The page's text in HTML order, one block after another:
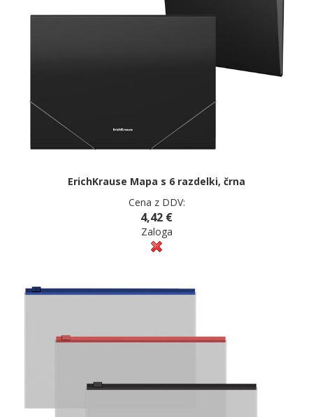
ErichKrause Mapa s 6 razdelki, črna
Cena z DDV:
4,42 €
Zaloga